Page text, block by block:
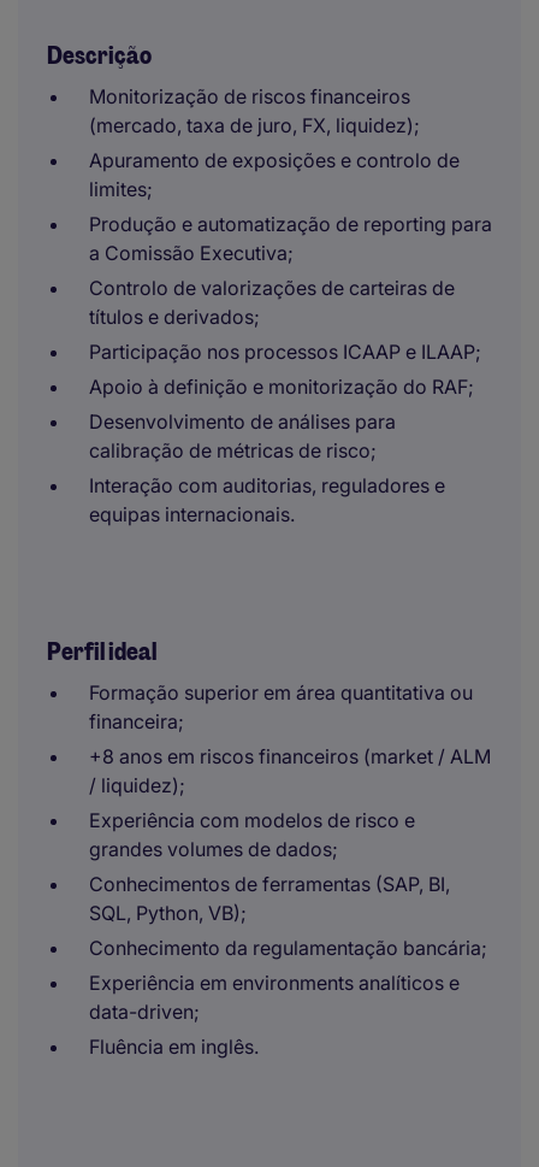
Descrição
Monitorização de riscos financeiros
(mercado, taxa de juro, FX, liquidez);
Apuramento de exposições e controlo de
limites;
Produção e automatização de reporting para
a Comissão Executiva;
Controlo de valorizações de carteiras de
títulos e derivados;
Participação nos processos ICAAP e ILAAP;
Apoio à definição e monitorização do RAF;
Desenvolvimento de análises para
calibração de métricas de risco;
Interação com auditorias, reguladores e
equipas internacionais.
Perfil ideal
Formação superior em área quantitativa ou
financeira;
+8 anos em riscos financeiros (market / ALM
/ liquidez);
Experiência com modelos de risco e
grandes volumes de dados;
Conhecimentos de ferramentas (SAP, BI,
SQL, Python, VB);
Conhecimento da regulamentação bancária;
Experiência em environments analíticos e
data-driven;
Fluência em inglês.